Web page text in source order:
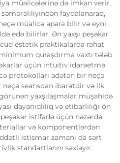
müalicələrinə də imkan verir.
faydalanaraq,
müalicə apara bilir və eyni
edə bilirlər. Ən yaxşı peşəkar
estetik praktikalarda rahat
quraşdırma vaxtı tələb
üçün intuitiv idarəetmə
protokolları adətən bir neçə
neçə seansdan ibarətdir və ilk
yaxşılaşmalar müşahidə
dayanıqlılıq və etibarlılığı ön
istifadə üçün nəzərdə
və komponentlərdən
istismar zamanı da sərt
standartlarını saxlayır.